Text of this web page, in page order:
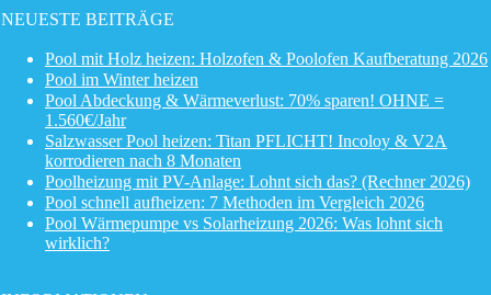
NEUESTE BEITRÄGE
Pool mit Holz heizen: Holzofen & Poolofen Kaufberatung 2026
Pool im Winter heizen
Pool Abdeckung & Wärmeverlust: 70% sparen! OHNE =
1.560€/Jahr
Salzwasser Pool heizen: Titan PFLICHT! Incoloy & V2A
korrodieren nach 8 Monaten
Poolheizung mit PV-Anlage: Lohnt sich das? (Rechner 2026)
Pool schnell aufheizen: 7 Methoden im Vergleich 2026
Pool Wärmepumpe vs Solarheizung 2026: Was lohnt sich
wirklich?